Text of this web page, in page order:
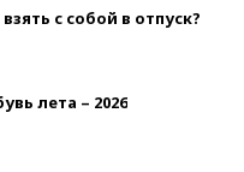
с собой в отпуск?
лета – 2026